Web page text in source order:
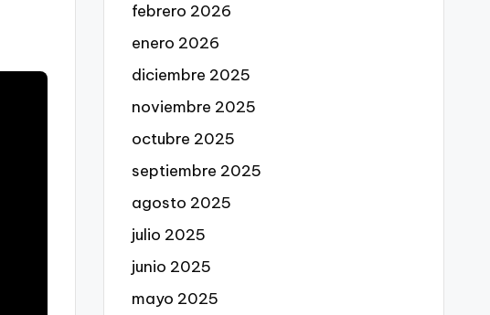
febrero 2026
enero 2026
diciembre 2025
noviembre 2025
octubre 2025
septiembre 2025
agosto 2025
julio 2025
junio 2025
mayo 2025